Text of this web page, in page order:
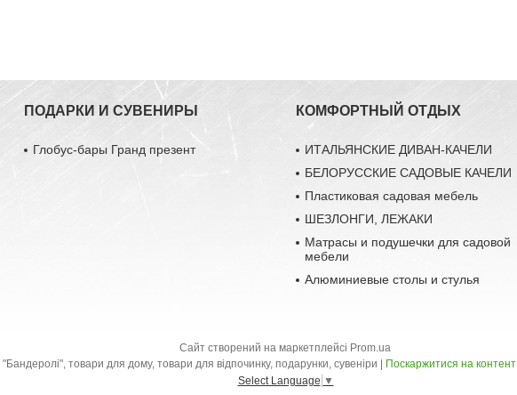
ПОДАРКИ И СУВЕНИРЫ
Глобус-бары Гранд презент
КОМФОРТНЫЙ ОТДЫХ
ИТАЛЬЯНСКИЕ ДИВАН-КАЧЕЛИ
БЕЛОРУССКИЕ САДОВЫЕ КАЧЕЛИ
Пластиковая садовая мебель
ШЕЗЛОНГИ, ЛЕЖАКИ
Матрасы и подушечки для садовой
мебели
Алюминиевые столы и стулья
Сайт створений на маркетплейсі Prom.ua
Поскаржитися на контент
Select Language ▼